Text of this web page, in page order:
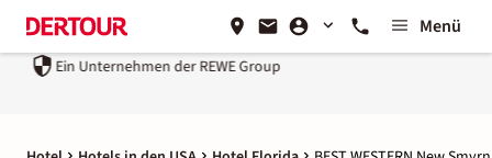
Menü
Ein Unternehmen der REWE Group